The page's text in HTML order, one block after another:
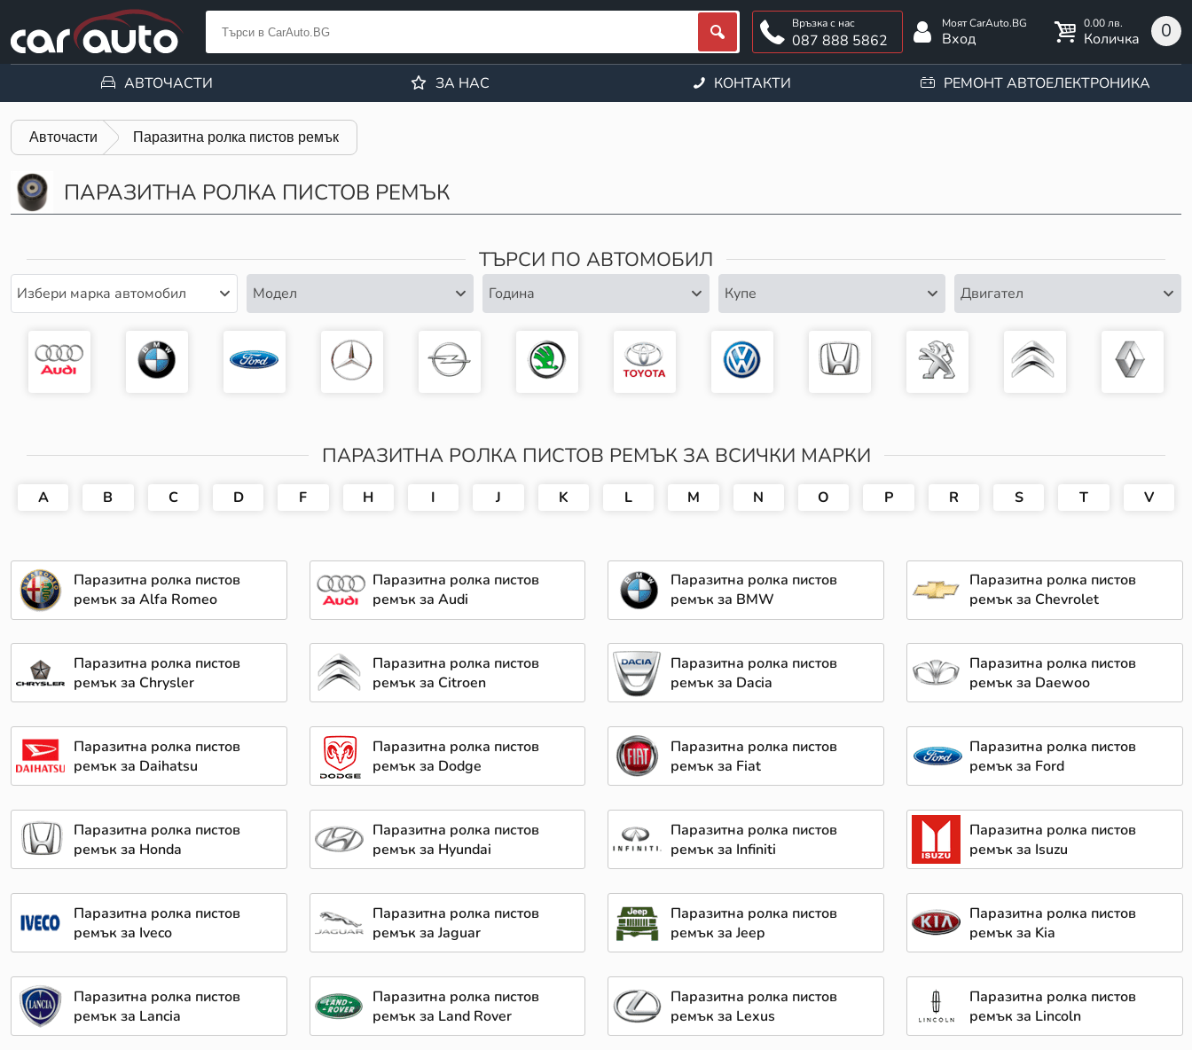
087 888 5862 Вход
0.00 лв. 0
Количка
АВТОЧАСТИ ЗА НАС КОНТАКТИ РЕМОНТ АВТОЕЛЕКТРОНИКА
Авточасти Паразитна ролка пистов ремък
ПАРАЗИТНА РОЛКА ПИСТОВ РЕМЪК
ТЪРСИ ПО АВТОМОБИЛ
Избери марка автомобил Модел Година Купе Двигател
ПАРАЗИТНА РОЛКА ПИСТОВ РЕМЪК ЗА ВСИЧКИ МАРКИ
A B C D F H I J K L M N O P R S T V
Паразитна ролка пистов
ремък за Alfa Romeo
Паразитна ролка пистов
ремък за Audi
Паразитна ролка пистов
ремък за BMW
Паразитна ролка пистов
ремък за Chevrolet
Паразитна ролка пистов
ремък за Chrysler
Паразитна ролка пистов
ремък за Citroen
Паразитна ролка пистов
ремък за Dacia
Паразитна ролка пистов
ремък за Daewoo
Паразитна ролка пистов
ремък за Daihatsu
Паразитна ролка пистов
ремък за Dodge
Паразитна ролка пистов
ремък за Fiat
Паразитна ролка пистов
ремък за Ford
Паразитна ролка пистов
ремък за Honda
Паразитна ролка пистов
ремък за Hyundai
Паразитна ролка пистов
ремък за Infiniti
Паразитна ролка пистов
ремък за Isuzu
Паразитна ролка пистов
ремък за Iveco
Паразитна ролка пистов
ремък за Jaguar
Паразитна ролка пистов
ремък за Jeep
Паразитна ролка пистов
ремък за Kia
Паразитна ролка пистов
ремък за Lancia
Паразитна ролка пистов
ремък за Land Rover
Паразитна ролка пистов
ремък за Lexus
Паразитна ролка пистов
ремък за Lincoln